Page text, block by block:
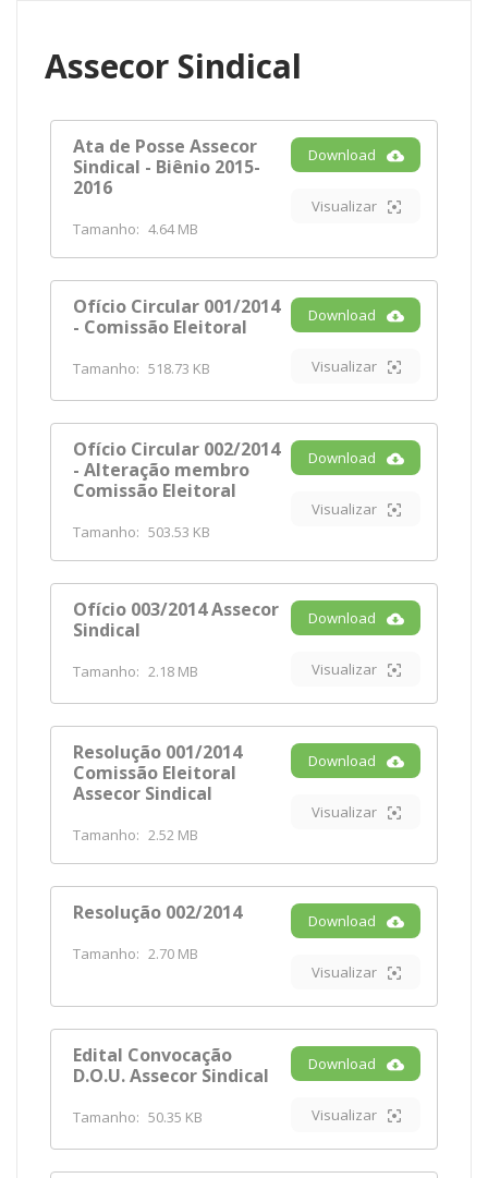
Assecor Sindical
Ata de Posse Assecor
Sindical - Biênio 2015-
2016
Tamanho: 4.64 MB
Download
Visualizar
Ofício Circular 001/2014
- Comissão Eleitoral
Tamanho: 518.73 KB
Download
Visualizar
Ofício Circular 002/2014
- Alteração membro
Comissão Eleitoral
Tamanho: 503.53 KB
Download
Visualizar
Ofício 003/2014 Assecor
Sindical
Tamanho: 2.18 MB
Download
Visualizar
Resolução 001/2014
Comissão Eleitoral
Assecor Sindical
Tamanho: 2.52 MB
Download
Visualizar
Resolução 002/2014
Tamanho: 2.70 MB
Download
Visualizar
Edital Convocação
D.O.U. Assecor Sindical
Tamanho: 50.35 KB
Download
Visualizar